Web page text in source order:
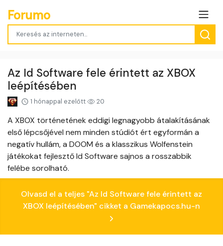
Forumo
Az Id Software fele érintett az XBOX
leépítésében
1 hónappal ezelőtt 20
A XBOX történetének eddigi legnagyobb átalakításának
első lépcsőjével nem minden stúdiót ért egyformán a
negatív hullám, a DOOM és a klasszikus Wolfenstein
játékokat fejlesztő Id Software sajnos a rosszabbik
felébe sorolható.
Olvasd el a teljes "Az Id Software fele érintett az
XBOX leépítésében" cikket a Gamekapocs.hu-n